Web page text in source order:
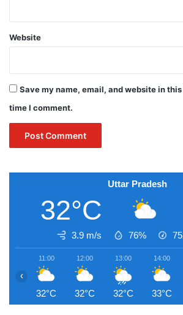
Website
Save my name, email, and website in
time I comment.
Uttar Pradesh
32°C
3.9 m/s 76%
11:00
32°C
12:00
32°C
13:00
32°C
14:00
33°C
‹